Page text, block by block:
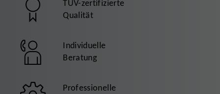
TÜV-zertifizierte
Qualität
Individuelle
Beratung
Professionelle